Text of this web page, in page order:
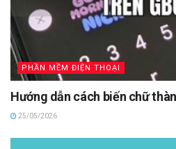
PHẦN MỀM ĐIỆN THOẠI
Hướng dẫn cách biến chữ
25/05/2026